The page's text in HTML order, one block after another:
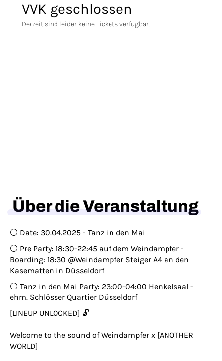
VVK geschlossen
Derzeit sind leider keine Tickets verfügbar.
Über die Veranstaltung
⚪️ Date: 30.04.2025 - Tanz in den Mai
⚪️ Pre Party: 18:30-22:45 auf dem Weindampfer -
Boarding: 18:30 @Weindampfer Steiger A4 an den
Kasematten in Düsseldorf
⚪️ Tanz in den Mai Party: 23:00-04:00 Henkelsaal -
ehm. Schlösser Quartier Düsseldorf
[LINEUP UNLOCKED] 🔓
Welcome to the sound of Weindampfer x [ANOTHER
WORLD]